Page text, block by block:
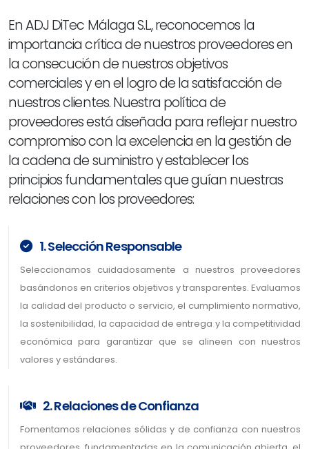
En ADJ DiTec Málaga S.L., reconocemos la
importancia crítica de nuestros proveedores en
la consecución de nuestros objetivos
comerciales y en el logro de la satisfacción de
nuestros clientes. Nuestra política de
proveedores está diseñada para reflejar nuestro
compromiso con la excelencia en la gestión de
la cadena de suministro y establecer los
principios fundamentales que guían nuestras
relaciones con los proveedores:
1. Selección Responsable
Seleccionamos cuidadosamente a nuestros proveedores
basándonos en criterios objetivos y transparentes. Evaluamos
la calidad del producto o servicio, el cumplimiento normativo,
la sostenibilidad, la capacidad de entrega y la competitividad
económica para garantizar que se alineen con nuestros
valores y estándares.
2. Relaciones de Confianza
Fomentamos relaciones sólidas y de confianza con nuestros